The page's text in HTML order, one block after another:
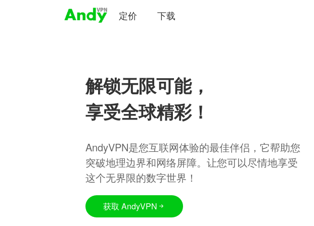
定价 下载
解锁无限可能，
享受全球精彩！
AndyVPN是您互联网体验的最佳伴侣，它帮助您
突破地理边界和网络屏障。让您可以尽情地享受
这个无界限的数字世界！
获取 AndyVPN